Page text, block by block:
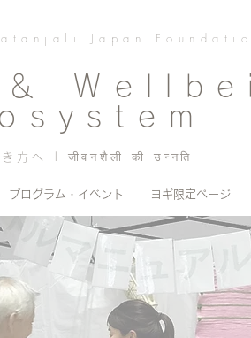
Patanjali Japan
き方へ | जीवनशैली की उन्नति
プログラム・イベント ヨギ限定ページ